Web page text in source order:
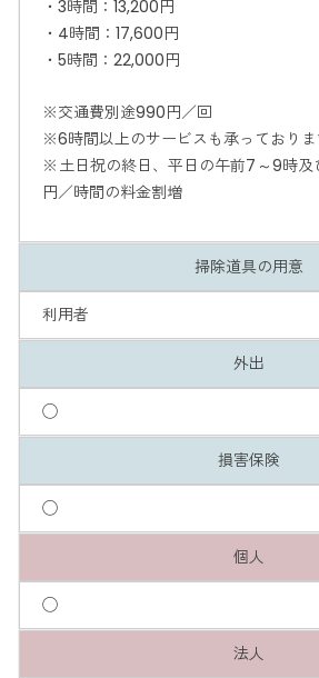
・3時間：13,200円
・4時間：17,600円
・5時間：22,000円
※交通費別途990円／回
※6時間以上のサービスも承っておりま
※土日祝の終日、平日の午前7～9時
円／時間の料金割増
掃除道具の用意
利用者
外出
◯
損害保険
◯
個人
◯
法人